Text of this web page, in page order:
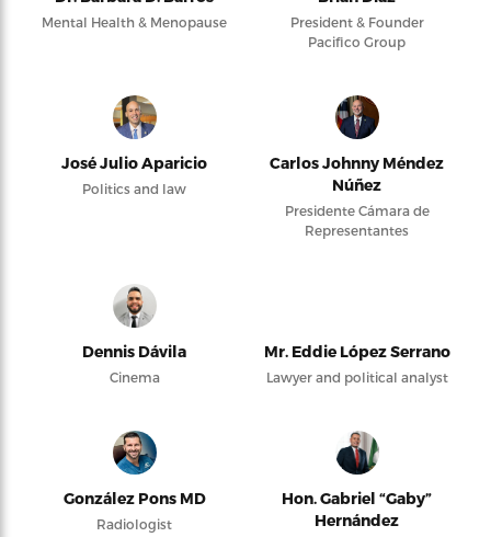
Mental Health & Menopause
President & Founder
Pacifico Group
José Julio Aparicio
Politics and law
Carlos Johnny Méndez
Núñez
Presidente Cámara de
Representantes
Dennis Dávila
Cinema
Mr. Eddie López Serrano
Lawyer and political analyst
González Pons MD
Radiologist
Hon. Gabriel “Gaby”
Hernández